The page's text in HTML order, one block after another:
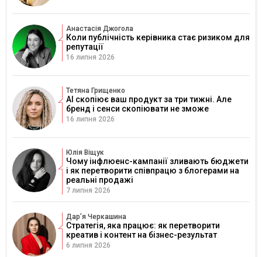
Анастасія Джогола
Коли публічність керівника стає ризиком для
репутації
16 липня 2026
Тетяна Грищенко
AI скопіює ваш продукт за три тижні. Але
бренд і сенси скопіювати не зможе
16 липня 2026
Юлія Віщук
Чому інфлюенс-кампанії зливають бюджети
і як перетворити співпрацю з блогерами на
реальні продажі
7 липня 2026
Дарʼя Черкашина
Стратегія, яка працює: як перетворити
креатив і контент на бізнес-результат
6 липня 2026